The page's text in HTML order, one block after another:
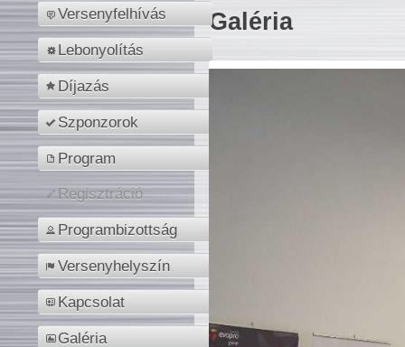
Versenyfelhívás
Lebonyolítás
Díjazás
Szponzorok
Program
Regisztráció
Programbizottság
Versenyhelyszín
Kapcsolat
Galéria
Galéria